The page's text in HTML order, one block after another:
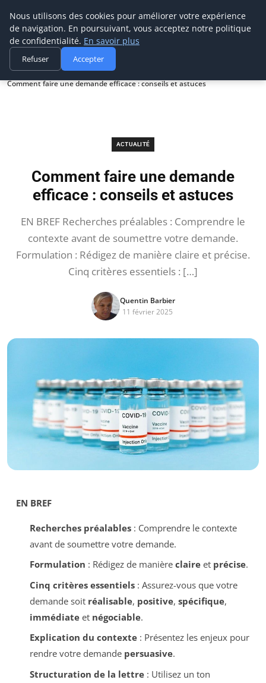
Prospection Pro
Accueil
Actualité
Comment faire une demande efficace : conseils et astuces
ACTUALITÉ
Comment faire une demande
efficace : conseils et astuces
EN BREF Recherches préalables : Comprendre le
contexte avant de soumettre votre demande.
Formulation : Rédigez de manière claire et précise.
Cinq critères essentiels : […]
Quentin Barbier
11 février 2025
EN BREF
Recherches préalables: Comprendre le contexte
avant de soumettre votre demande.
Formulation : Rédigez de manière claireet précise.
Cinq critères essentiels: Assurez-vous que votre
demande soit réalisable, positive, spécifique,
immédiateet négociable.
Explication du contexte: Présentez les enjeux pour
rendre votre demande persuasive.
Structuration de la lettre: Utilisez un ton
Nous utilisons des cookies pour améliorer votre expérience
de navigation. En poursuivant, vous acceptez notre politique
de confidentialité. En savoir plus
Refuser Accepter